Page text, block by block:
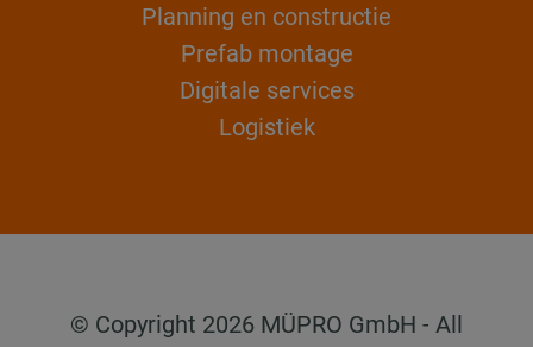
Planning en constructie
Prefab montage
Digitale services
Logistiek
© Copyright 2026 MÜPRO GmbH - All